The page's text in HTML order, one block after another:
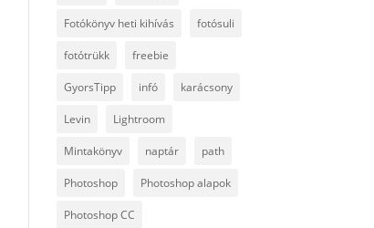
Fotókönyv heti kihívás fotósuli
fotótrükk freebie
GyorsTipp infó karácsony
Levin Lightroom
Mintakönyv naptár path
Photoshop Photoshop alapok
Photoshop CC